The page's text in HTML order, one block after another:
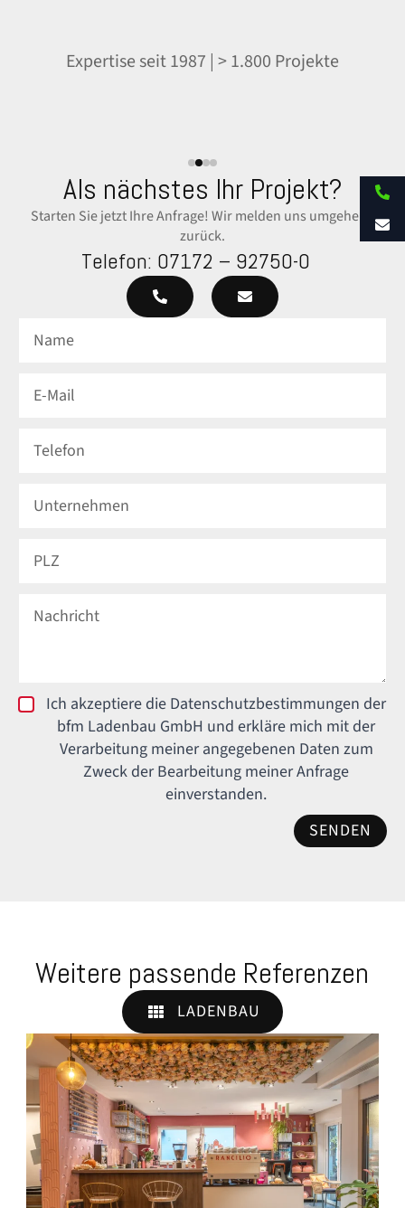
Google Bewertung: 4,8
Expertise seit 1987 | > 1.800 Projekte
gesamten D-A-CH
Als nächstes Ihr Projekt?
Starten Sie jetzt Ihre Anfrage! Wir melden uns umgehend
zurück.
Telefon: 07172 – 92750-0
Ich akzeptiere die Datenschutzbestimmungen der
bfm Ladenbau GmbH und erkläre mich mit der
Verarbeitung meiner angegebenen Daten zum
Zweck der Bearbeitung meiner Anfrage
einverstanden.
SENDEN
Weitere passende Referenzen
LADENBAU